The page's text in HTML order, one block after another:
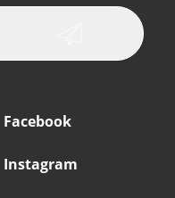
Facebook
Instagram